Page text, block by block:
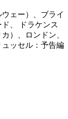
ェー）、ブライ
、 ドラケンス
）、ロンドン、
ッセル：予告編